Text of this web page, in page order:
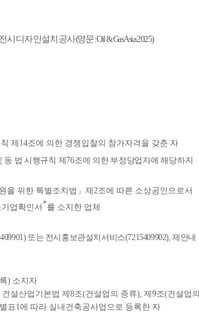
시디자인설치공사(영문: Oil & Gas Asia 2025)
제 14조에 의한 경쟁입찰의 참가자격을 갖춘 자
동 법 시행규칙 제76조에 의한 부정당업자에 해당하지
을 위한 특별조치법 」 제 2조에 따른 소상공인으로서
업확인서*를 소지한 업체
409901) 또는 전시홍보관설치서비스(7215409902),제안내
) 소지자
건설산업기본법 제 8조(건설업의 종류), 제 9조(건설업의
별표1에 따라 실내건축공사업으로 등록한 자